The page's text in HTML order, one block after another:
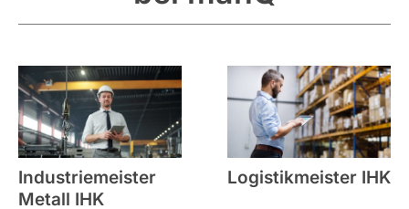
Industriemeister
Metall IHK
Logistikmeister IHK